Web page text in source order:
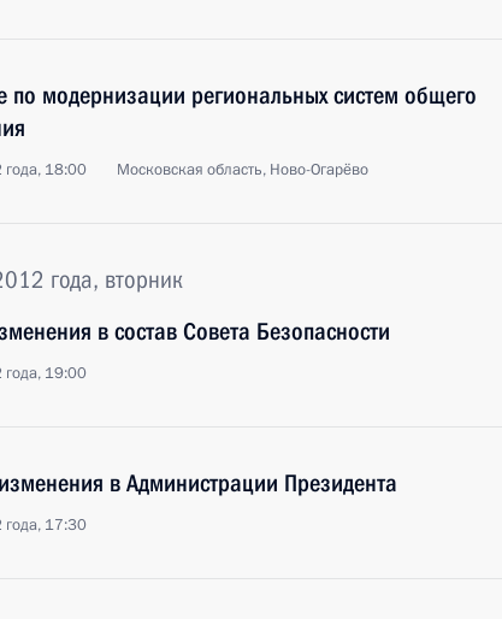
по модернизации региональных систем общего
18:00 Московская область, Ново-Огарёво
года, вторник
в состав Совета Безопасности
19:00
в Администрации Президента
17:30